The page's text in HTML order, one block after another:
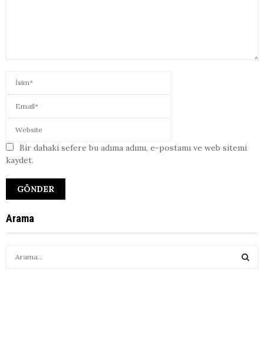
Bir dahaki sefere bu adıma adımı, e-postamı ve web sitemi
kaydet.
Arama